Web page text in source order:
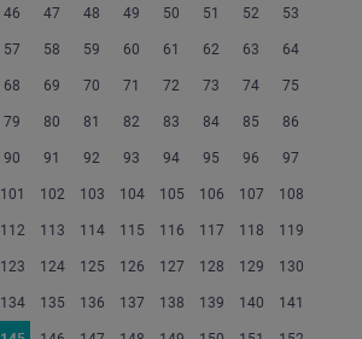
46 47 48 49 50 51 52 53
57 58 59 60 61 62 63 64
68 69 70 71 72 73 74 75
79 80 81 82 83 84 85 86
90 91 92 93 94 95 96 97
101 102 103 104 105 106 107 108
112 113 114 115 116 117 118 119
123 124 125 126 127 128 129 130
134 135 136 137 138 139 140 141